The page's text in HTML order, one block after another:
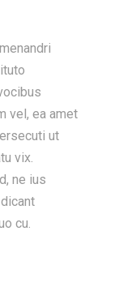
vel, ea amet
ut
vix.
ne ius
cu.